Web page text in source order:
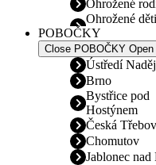
Ohrožené
Ohrožené děti
POBOČKY
Close POBOČKY
Ústředí
Brno
Bystřice pod
Hostýnem
Česká
Chomutov
Jablonec nad